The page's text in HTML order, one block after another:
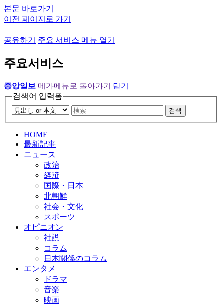
본문 바로가기
이전 페이지로 가기
공유하기 주요 서비스 메뉴 열기
주요서비스
중앙일보 메가메뉴로 돌아가기
닫기
검색어 입력폼
검색
HOME
最新記事
ニュース
政治
経済
国際・日本
北朝鮮
社会・文化
スポーツ
オピニオン
社説
コラム
日本関係のコラム
エンタメ
ドラマ
音楽
映画